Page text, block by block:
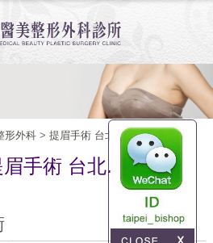
形外科> 提眉手術 台北.桃園.新竹
手術 台北.桃園.新竹